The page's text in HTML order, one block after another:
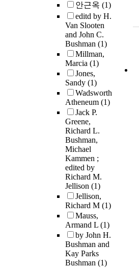
안근옥 (1)
editd by H.
Van Slooten
and John C.
Bushman (1)
Millman,
Marcia (1)
Jones,
Sandy (1)
Wadsworth
Atheneum (1)
Jack P.
Greene,
Richard L.
Bushman,
Michael
Kammen ;
edited by
Richard M.
Jellison (1)
Jellison,
Richard M (1)
Mauss,
Armand L (1)
by John H.
Bushman and
Kay Parks
Bushman (1)